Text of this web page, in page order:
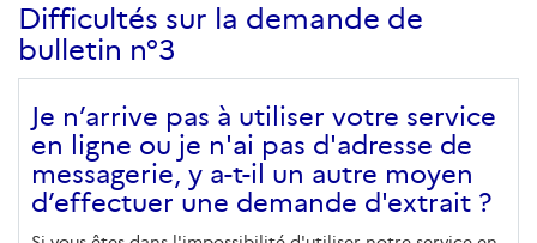
Difficultés sur la demande de
bulletin n°3
Je n’arrive pas à utiliser votre service
en ligne ou je n'ai pas d'adresse de
messagerie, y a-t-il un autre moyen
d’effectuer une demande d'extrait ?